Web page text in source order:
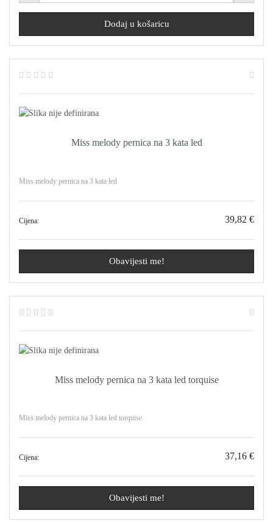
Miss melody pernica na 3 kata led
Miss melody pernica na 3 kata led
Cijena: 39,82 €
Obavijesti me!
Miss melody pernica na 3 kata led torquise
Miss melody pernica na 3 kata led torquise
Cijena: 37,16 €
Obavijesti me!